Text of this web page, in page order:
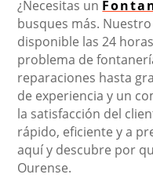
¿Necesitas un
busques más.
disponible las 24
problema de
reparaciones hasta
de experiencia y un
la satisfacción del
rápido, eficiente y a
aquí y descubre por
Ourense.